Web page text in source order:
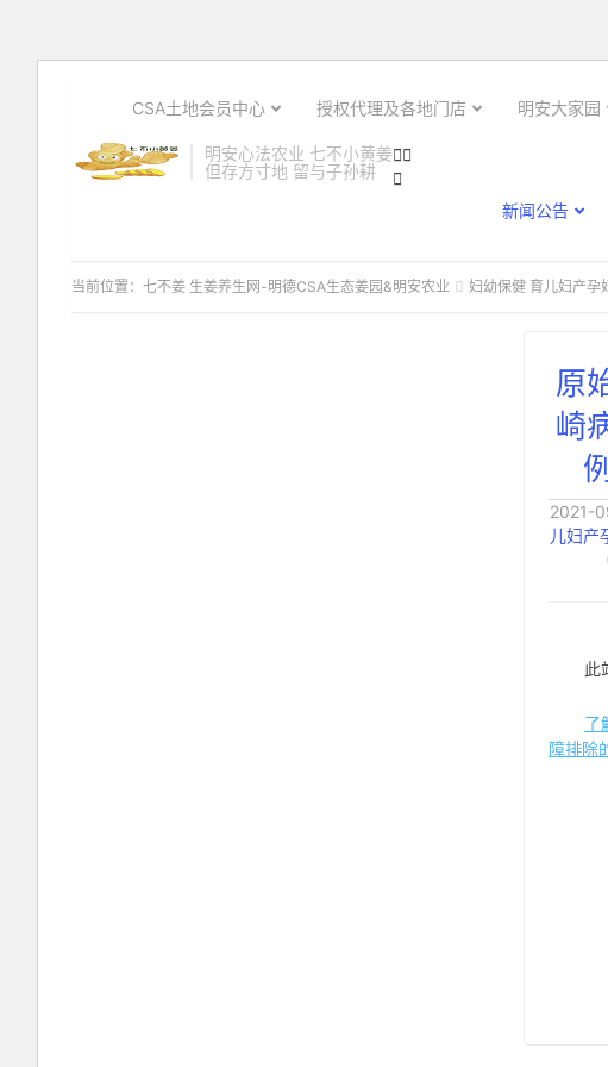
明安心法农业 七不小黄姜
但存方寸地 留与子孙耕


新闻公告
CSA土地会员中心 授权代理及各地门店 明安大家园
当前位置： 七不姜 生姜养生网-明德CSA生态姜园&明安农业  妇幼保健 育儿妇产孕
原
崎
例
2021-
儿妇产
此
了
障排除